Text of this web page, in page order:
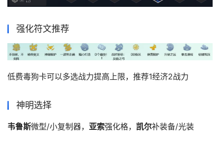
强化符文推荐
低费毒狗卡可以多选战力提高上限，推荐1经济2战力
神明选择
韦鲁斯微型/小复制器， 亚索强化格， 凯尔补装备/光装